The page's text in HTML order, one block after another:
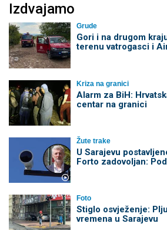
Izdvajamo
Grude
Gori i na drugom
terenu vatrogasci i
Kriza na granici
Alarm za BiH:
centar na granici
Žute trake
U Sarajevu
Forto zadovoljan:
Foto
Stiglo osvježenje:
vremena u Sarajevu